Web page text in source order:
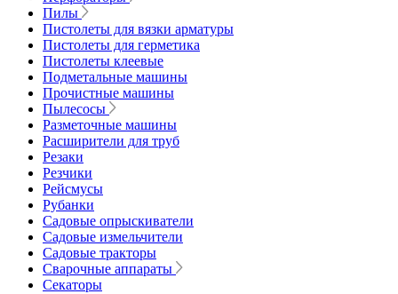
Пилы
Пистолеты для вязки арматуры
Пистолеты для герметика
Пистолеты клеевые
Подметальные машины
Прочистные машины
Пылесосы
Разметочные машины
Расширители для труб
Резаки
Резчики
Рейсмусы
Рубанки
Садовые опрыскиватели
Садовые измельчители
Садовые тракторы
Сварочные аппараты
Секаторы